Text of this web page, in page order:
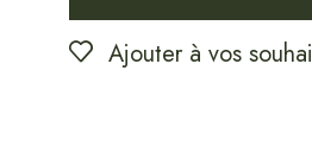
Ajouter à vos